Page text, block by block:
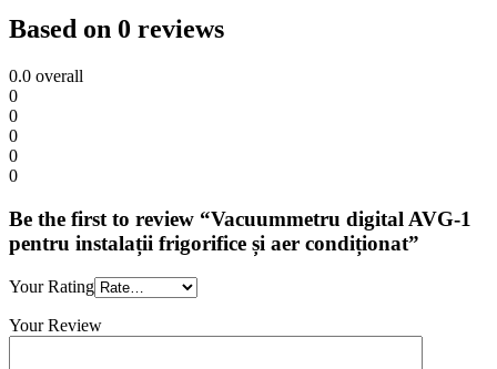
Based on 0 reviews
0.0 overall
0
0
0
0
0
Be the first to review “Vacuummetru digital AVG-1
pentru instalații frigorifice și aer condiționat”
Your Rating
Your Review